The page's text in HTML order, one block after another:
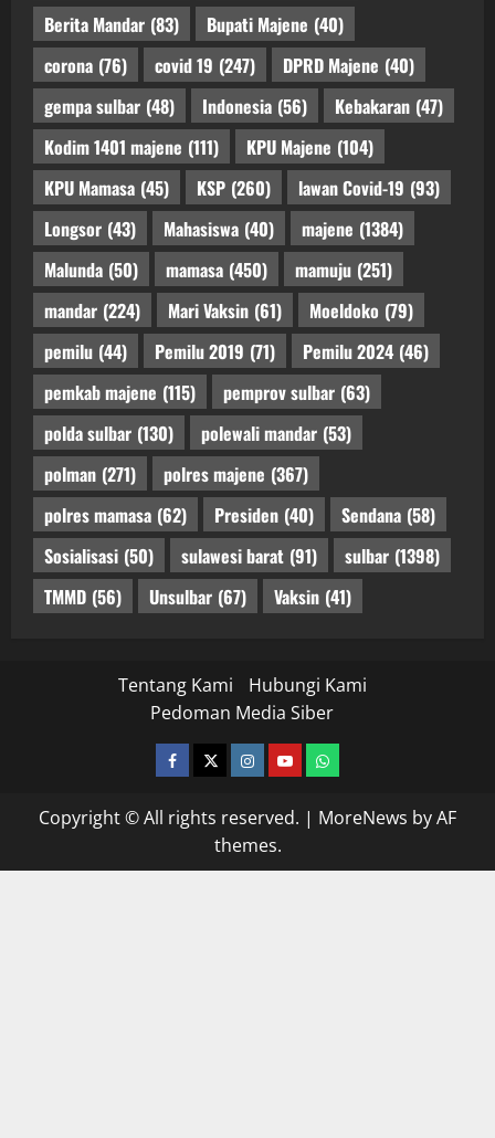
Berita Mandar (83) Bupati Majene (40)
corona (76) covid 19 (247) DPRD Majene (40)
gempa sulbar (48) Indonesia (56) Kebakaran (47)
Kodim 1401 majene (111) KPU Majene (104)
KPU Mamasa (45) KSP (260) lawan Covid-19 (93)
Longsor (43) Mahasiswa (40) majene (1384)
Malunda (50) mamasa (450) mamuju (251)
mandar (224) Mari Vaksin (61) Moeldoko (79)
pemilu (44) Pemilu 2019 (71) Pemilu 2024 (46)
pemkab majene (115) pemprov sulbar (63)
polda sulbar (130) polewali mandar (53)
polman (271) polres majene (367)
polres mamasa (62) Presiden (40) Sendana (58)
Sosialisasi (50) sulawesi barat (91) sulbar (1398)
TMMD (56) Unsulbar (67) Vaksin (41)
Tentang Kami
Hubungi Kami
Pedoman Media Siber
facebooktwitterinstagram.com
youtubewhatsapp
Copyright © All rights reserved. | MoreNews by AF
themes.